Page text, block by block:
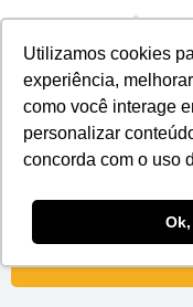
Utilizamos cookies
experiência,
como você interage
personalizar
concorda com o uso
Caneta